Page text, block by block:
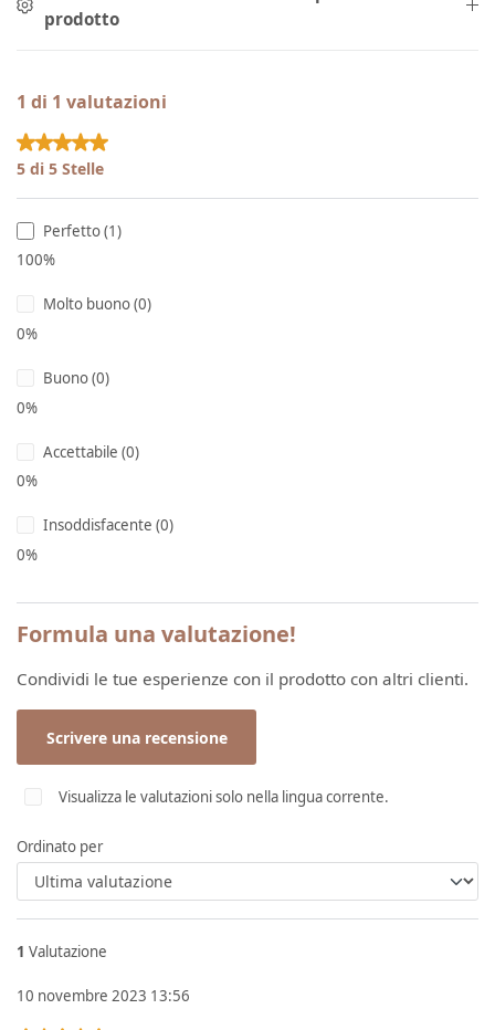
prodotto
1 di 1 valutazioni
Valutazione media di 5 su 5 stelle
5 di 5 Stelle
Perfetto (1)
100%
Molto buono (0)
0%
Buono (0)
0%
Accettabile (0)
0%
Insoddisfacente (0)
0%
Formula una valutazione!
Condividi le tue esperienze con il prodotto con altri clienti.
Scrivere una recensione
Visualizza le valutazioni solo nella lingua corrente.
Ordinato per
1 Valutazione
10 novembre 2023 13:56